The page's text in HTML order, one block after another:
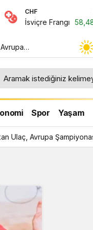
CHF
İsviçre Frangı 58,48
Türkiye Milli
etti
Spor Yaşam
Ulaç, Avrupa